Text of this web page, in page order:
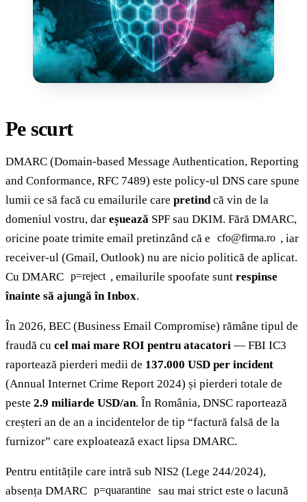
Pe scurt
DMARC (Domain-based Message Authentication, Reporting
and Conformance, RFC 7489) este policy-ul DNS care spune
lumii ce să facă cu emailurile care pretindcă vin de la
domeniul vostru, dar eșuează SPF sau DKIM. Fără DMARC,
oricine poate trimite email pretinzând că e
cfo@firma.ro , iar
receiver-ul (Gmail, Outlook) nu are nicio politică de aplicat.
Cu DMARC
p=reject , emailurile spoofate sunt respinse
înainte să ajungă în Inbox.
În 2026, BEC (Business Email Compromise) rămâne tipul de
fraudă cu cel mai mare ROI pentru atacatori — FBI IC3
raportează pierderi medii de 137.000 USD per incident
(Annual Internet Crime Report 2024) și pierderi totale de
peste 2.9 miliarde USD/an. În România, DNSC raportează
creșteri an de an a incidentelor de tip “factură falsă de la
furnizor” care exploatează exact lipsa DMARC.
Pentru entitățile care intră sub NIS2 (Lege 244/2024),
absența DMARC
p=quarantine
sau mai strict este o lacună